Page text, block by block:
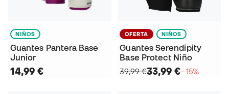
NIÑOS
Guantes Pantera Base
Junior
14,99 €
OFERTA NIÑOS
Guantes Serendipity
Base Protect Niño
39,99 €33,99 €−15%